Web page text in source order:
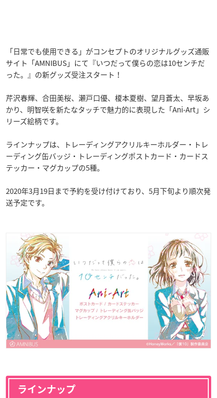
「日常でも使用できる」がコンセプトのオリジナルグッズ通販
サイト「AMNIBUS」にて『いつだって僕らの恋は10センチだ
った。』の新グッズ受注スタート！
芹沢春輝、合田美桜、瀬戸口優、榎本夏樹、望月蒼太、早坂あ
かり、明智咲を新たなタッチで魅力的に表現した「Ani-Art」シ
リーズ絵柄です。
ラインナップは、トレーディングアクリルキーホルダー・トレ
ーディング缶バッジ・トレーディングポストカード・カードス
テッカー・マグカップの5種。
2020年3月19日まで予約を受け付けており、5月下旬より順次発
送予定です。
ラインナップ